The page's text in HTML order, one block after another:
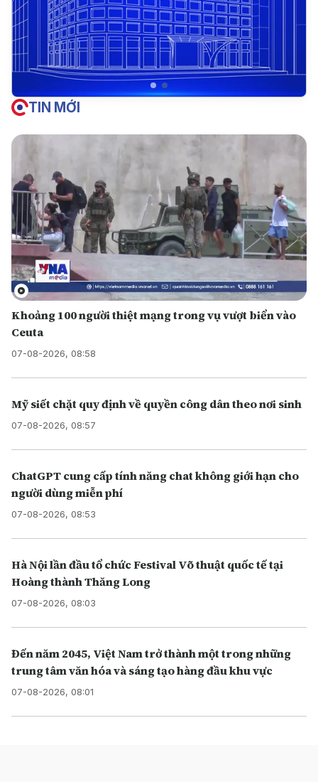
TIN MỚI
Khoảng 100 người thiệt mạng trong vụ vượt biển vào
Ceuta
07-08-2026, 08:58
Mỹ siết chặt quy định về quyền công dân theo nơi sinh
07-08-2026, 08:57
ChatGPT cung cấp tính năng chat không giới hạn cho
người dùng miễn phí
07-08-2026, 08:53
Hà Nội lần đầu tổ chức Festival Võ thuật quốc tế tại
Hoàng thành Thăng Long
07-08-2026, 08:03
Đến năm 2045, Việt Nam trở thành một trong những
trung tâm văn hóa và sáng tạo hàng đầu khu vực
07-08-2026, 08:01